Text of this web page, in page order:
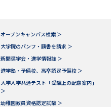
オープンキャンパス検索 ＞
大学院のパンフ・願書を請求 ＞
新聞奨学会・進学情報誌 ＞
進学塾・予備校、高卒認定予備校 ＞
大学入学共通テスト「受験上の配慮案内」
＞
幼稚園教員資格認定試験 ＞